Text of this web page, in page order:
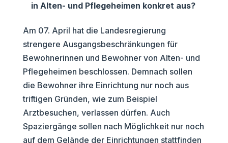
in Alten- und Pflegeheimen konkret aus?
Am 07. April hat die Landesregierung
strengere Ausgangsbeschränkungen für
Bewohnerinnen und Bewohner von Alten- und
Pflegeheimen beschlossen. Demnach sollen
die Bewohner ihre Einrichtung nur noch aus
triftigen Gründen, wie zum Beispiel
Arztbesuchen, verlassen dürfen. Auch
Spaziergänge sollen nach Möglichkeit nur noch
auf dem Gelände der Einrichtungen stattfinden